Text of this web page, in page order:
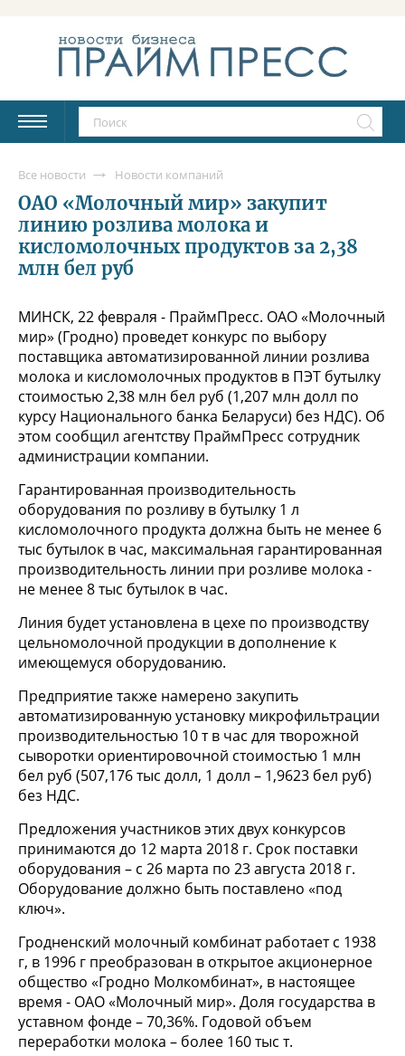
Все новости Новости компаний
ОАО «Молочный мир» закупит
линию розлива молока и
кисломолочных продуктов за 2,38
млн бел руб
МИНСК, 22 февраля - ПраймПресс. ОАО «Молочный
мир» (Гродно) проведет конкурс по выбору
поставщика автоматизированной линии розлива
молока и кисломолочных продуктов в ПЭТ бутылку
стоимостью 2,38 млн бел руб (1,207 млн долл по
курсу Национального банка Беларуси) без НДС). Об
этом сообщил агентству ПраймПресс сотрудник
администрации компании.
Гарантированная производительность
оборудования по розливу в бутылку 1 л
кисломолочного продукта должна быть не менее 6
тыс бутылок в час, максимальная гарантированная
производительность линии при розливе молока -
не менее 8 тыс бутылок в час.
Линия будет установлена в цехе по производству
цельномолочной продукции в дополнение к
имеющемуся оборудованию.
Предприятие также намерено закупить
автоматизированную установку микрофильтрации
производительностью 10 т в час для творожной
сыворотки ориентировочной стоимостью 1 млн
бел руб (507,176 тыс долл, 1 долл – 1,9623 бел руб)
без НДС.
Предложения участников этих двух конкурсов
принимаются до 12 марта 2018 г. Срок поставки
оборудования – с 26 марта по 23 августа 2018 г.
Оборудование должно быть поставлено «под
ключ».
Гродненский молочный комбинат работает с 1938
г, в 1996 г преобразован в открытое акционерное
общество «Гродно Молкомбинат», в настоящее
время - ОАО «Молочный мир». Доля государства в
уставном фонде – 70,36%. Годовой объем
переработки молока – более 160 тыс т.